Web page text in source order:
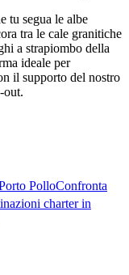
tu segua le albe
tra le cale granitiche
a strapiombo della
ideale per
il supporto del nostro
out.
PolloConfronta
charter in